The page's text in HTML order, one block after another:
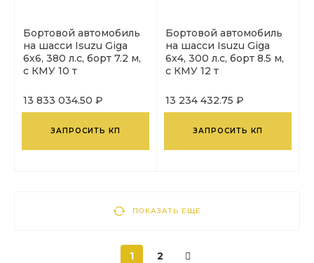
Бортовой автомобиль
на шасси Isuzu Giga
6х6, 380 л.с, борт 7.2 м,
с КМУ 10 т
13 833 034.50 ₽
ЗАПРОСИТЬ КП
Бортовой автомобиль
на шасси Isuzu Giga
6х4, 300 л.с, борт 8.5 м,
с КМУ 12 т
13 234 432.75 ₽
ЗАПРОСИТЬ КП
ПОКАЗАТЬ ЕЩЕ
1 2